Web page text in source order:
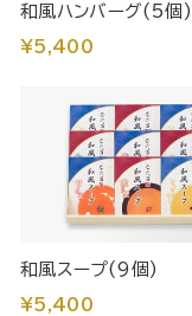
和風ハンバーグ(5個)
¥5,400
和風スープ(9個)
¥5,400